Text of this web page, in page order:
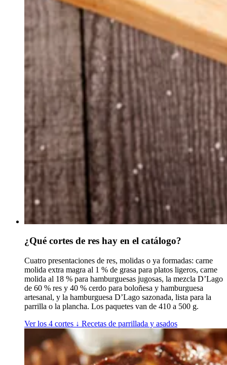
¿Qué cortes de res hay en el catálogo?
Cuatro presentaciones de res, molidas o ya formadas: carne
molida extra magra al 1 % de grasa para platos ligeros, carne
molida al 18 % para hamburguesas jugosas, la mezcla D’Lago
de 60 % res y 40 % cerdo para boloñesa y hamburguesa
artesanal, y la hamburguesa D’Lago sazonada, lista para la
parrilla o la plancha. Los paquetes van de 410 a 500 g.
Ver los 4 cortes ↓ Recetas de parrillada y asados